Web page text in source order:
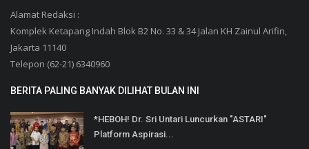
Alamat Redaksi :
Komplek Ketapang Indah Blok B2 No. 33 & 34 Jalan KH Zainul Arifin,
Jakarta 11140
Telepon (62-21) 6340960
BERITA PALING BANYAK DILIHAT BULAN INI
*HEBOH! Dr. Sri Untari Luncurkan "ASTARI"
Platform Aspirasi...